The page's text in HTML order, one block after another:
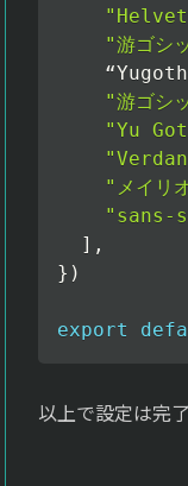
"游ゴシ
"游ゴシ
"Yu
"メイリ
"sans-
] ,
} )
export
以上で設定は完了